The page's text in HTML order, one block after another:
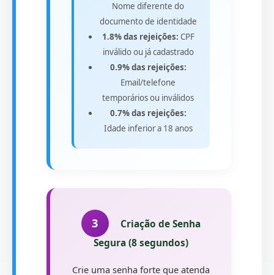
Nome diferente do
documento de identidade
1.8% das rejeições: CPF
inválido ou já cadastrado
0.9% das rejeições:
Email/telefone
temporários ou inválidos
0.7% das rejeições:
Idade inferior a 18 anos
3
Criação de Senha
Segura (8 segundos)
Crie uma senha forte que atenda